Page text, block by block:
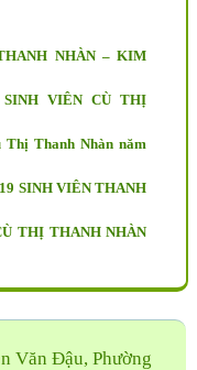
NHÀN – KIM
VIÊN CÙ THỊ
Thị Thanh Nhàn năm
SINH VIÊN THANH
THỊ THANH NHÀN
Văn Đậu, Phường